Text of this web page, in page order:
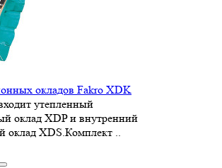
окладов Fakro XDK
утепленный
оклад XDP и внутренний
оклад XDS.Комплект ..